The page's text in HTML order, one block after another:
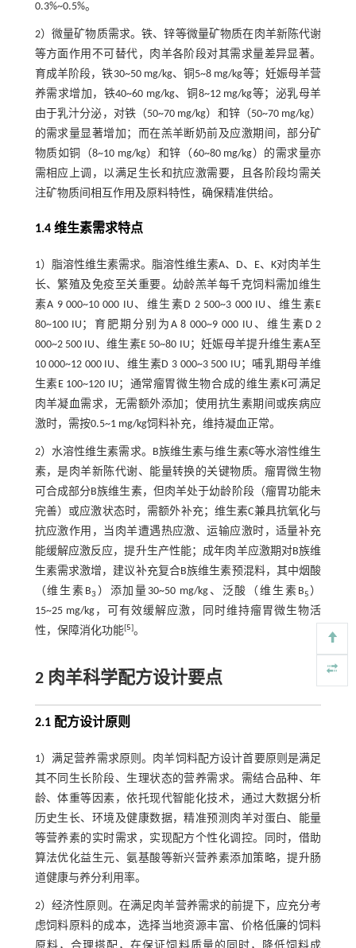
0.3%~0.5%。
2）微量矿物质需求。铁、锌等微量矿物质在肉羊新陈代谢
等方面作用不可替代，肉羊各阶段对其需求量差异显著。
育成羊阶段，铁30~50 mg/kg、铜5~8 mg/kg等；妊娠母羊营
养需求增加，铁40~60 mg/kg、铜8~12 mg/kg等；泌乳母羊
由于乳汁分泌，对铁（50~70 mg/kg）和锌（50~70 mg/kg）
的需求量显著增加；而在羔羊断奶前及应激期间，部分矿
物质如铜（8~10 mg/kg）和锌（60~80 mg/kg）的需求量亦
需相应上调，以满足生长和抗应激需要，且各阶段均需关
注矿物质间相互作用及原料特性，确保精准供给。
1.4 维生素需求特点
1）脂溶性维生素需求。脂溶性维生素A、D、E、K对肉羊生
长、繁殖及免疫至关重要。幼龄羔羊每千克饲料需加维生
素A 9 000~10 000 IU、维生素D 2 500~3 000 IU、维生素E
80~100 IU；育肥期分别为A 8 000~9 000 IU、维生素D 2
000~2 500 IU、维生素E 50~80 IU；妊娠母羊提升维生素A至
10 000~12 000 IU、维生素D 3 000~3 500 IU；哺乳期母羊维
生素E 100~120 IU；通常瘤胃微生物合成的维生素K可满足
肉羊凝血需求，无需额外添加；使用抗生素期间或疾病应
激时，需按0.5~1 mg/kg饲料补充，维持凝血正常。
2）水溶性维生素需求。B族维生素与维生素C等水溶性维生
素，是肉羊新陈代谢、能量转换的关键物质。瘤胃微生物
可合成部分B族维生素，但肉羊处于幼龄阶段（瘤胃功能未
完善）或应激状态时，需额外补充；维生素C兼具抗氧化与
抗应激作用，当肉羊遭遇热应激、运输应激时，适量补充
能缓解应激反应，提升生产性能；成年肉羊应激期对B族维
生素需求激增，建议补充复合B族维生素预混料，其中烟酸
（维生素B3 ）添加量30~50 mg/kg、泛酸（维生素B5 ）
15~25 mg/kg，可有效缓解应激，同时维持瘤胃微生物活
性，保障消化功能[5]。
2 肉羊科学配方设计要点
2.1 配方设计原则
1）满足营养需求原则。肉羊饲料配方设计首要原则是满足
其不同生长阶段、生理状态的营养需求。需结合品种、年
龄、体重等因素，依托现代智能化技术，通过大数据分析
历史生长、环境及健康数据，精准预测肉羊对蛋白、能量
等营养素的实时需求，实现配方个性化调控。同时，借助
算法优化益生元、氨基酸等新兴营养素添加策略，提升肠
道健康与养分利用率。
2）经济性原则。在满足肉羊营养需求的前提下，应充分考
虑饲料原料的成本，选择当地资源丰富、价格低廉的饲料